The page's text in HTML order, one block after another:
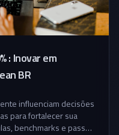
: Inovar em
BR
influenciam decisões
para fortalecer sua
benchmarks e passo